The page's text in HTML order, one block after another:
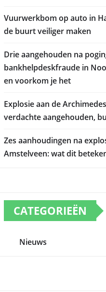
Vuurwerkbom op auto in
de buurt veiliger maken
Drie aangehouden na
bankhelpdeskfraude in
en voorkom je het
Explosie aan de
verdachte aangehouden,
Zes aanhoudingen na
Amstelveen: wat dit
CATEGORIEËN
Nieuws